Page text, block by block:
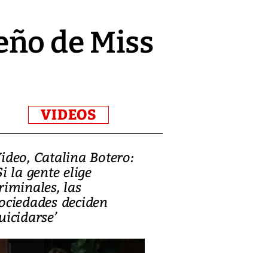
de Miss
VIDEOS
Catalina Botero:
la gente elige
las
deciden